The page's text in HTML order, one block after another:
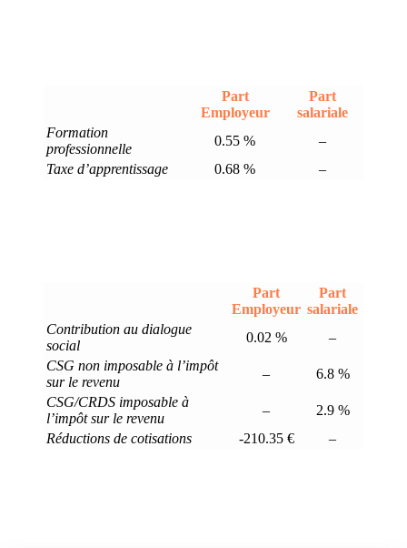
Part
Employeur
Part
salariale
Formation
professionnelle
0.55 %
–
Taxe d’apprentissage
0.68 % –
Part
Employeur
Part
salariale
Contribution au dialogue
social
0.02 %
–
CSG non imposable à l’impôt
sur le revenu
–
6.8 %
CSG/CRDS imposable à
l’impôt sur le revenu
–
2.9 %
Réductions de cotisations
-210.35 € –